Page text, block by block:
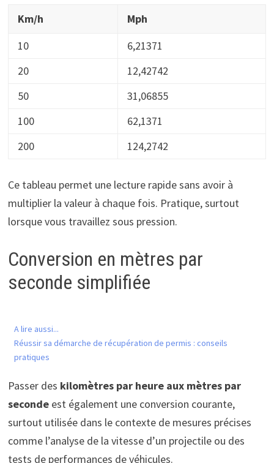
Km/h
Mph
10
6,21371
20
12,42742
50
31,06855
100
62,1371
200
124,2742
Ce tableau permet une lecture rapide sans avoir à
multiplier la valeur à chaque fois. Pratique, surtout
lorsque vous travaillez sous pression.
Conversion en mètres par
seconde simplifiée
A lire aussi...
Réussir sa démarche de récupération de permis : conseils
pratiques
Passer des kilomètres par heure aux mètres par
secondeest également une conversion courante,
surtout utilisée dans le contexte de mesures précises
comme l’analyse de la vitesse d’un projectile ou des
tests de performances de véhicules.